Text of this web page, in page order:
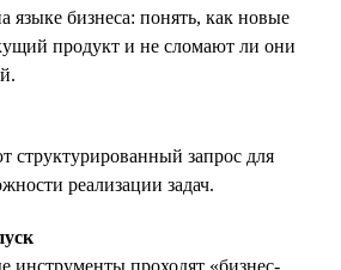
языке бизнеса: понять, как новые
продукт и не сломают ли они
структурированный запрос для
реализации задач.
инструменты проходят «бизнес-